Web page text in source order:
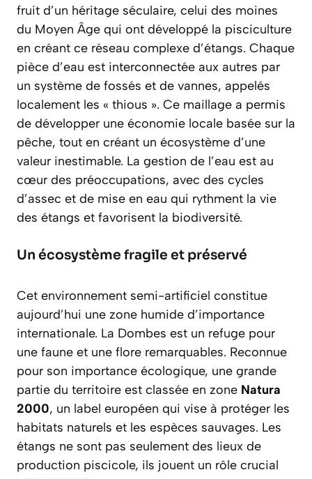
fruit d’un héritage séculaire, celui des moines
du Moyen Âge qui ont développé la pisciculture
en créant ce réseau complexe d’étangs. Chaque
pièce d’eau est interconnectée aux autres par
un système de fossés et de vannes, appelés
localement les « thious ». Ce maillage a permis
de développer une économie locale basée sur la
pêche, tout en créant un écosystème d’une
valeur inestimable. La gestion de l’eau est au
cœur des préoccupations, avec des cycles
d’assec et de mise en eau qui rythment la vie
des étangs et favorisent la biodiversité.
Un écosystème fragile et préservé
Cet environnement semi-artificiel constitue
aujourd’hui une zone humide d’importance
internationale. La Dombes est un refuge pour
une faune et une flore remarquables. Reconnue
pour son importance écologique, une grande
partie du territoire est classée en zone Natura
2000, un label européen qui vise à protéger les
habitats naturels et les espèces sauvages. Les
étangs ne sont pas seulement des lieux de
production piscicole, ils jouent un rôle crucial